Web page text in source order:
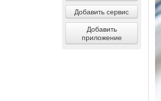
Добавить сервис
Добавить
приложение